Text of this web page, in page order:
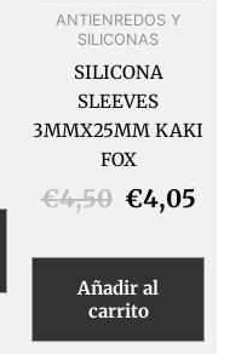
ANTIENREDOS Y
SILICONAS
SILICONA
SLEEVES
3MMX25MM KAKI
FOX
€4,50 €4,05
Añadir al
carrito